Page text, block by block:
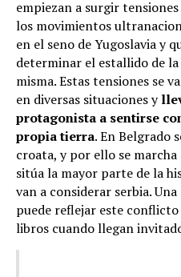
empiezan a surgir
los movimientos
en el seno de Yugoslavia y
determinar el estallido de
misma. Estas tensiones se
en diversas situaciones y
protagonista a sentirse
propia tierra. En Belgrado
croata, y por ello se marcha
sitúa la mayor parte de la
van a considerar serbia.
puede reflejar este conflicto
libros cuando llegan